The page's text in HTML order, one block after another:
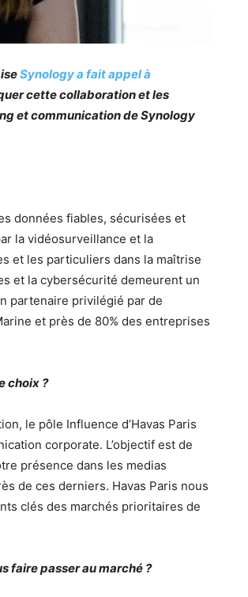
Synology a fait appel à
cette collaboration et les
et communication de Synology
données fiables, sécurisées et
la vidéosurveillance et la
et les particuliers dans la maîtrise
et la cybersécurité demeurent un
partenaire privilégié par de
et près de 80% des entreprises
choix ?
le pôle Influence d’Havas Paris
corporate. L’objectif est de
présence dans les medias
de ces derniers. Havas Paris nous
clés des marchés prioritaires de
faire passer au marché ?